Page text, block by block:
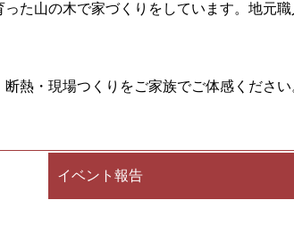
た山の木で家づくりをしています。地元
熱・現場つくりをご家族でご体感ください
イベント報告